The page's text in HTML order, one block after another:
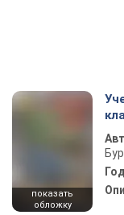
показать
обложку